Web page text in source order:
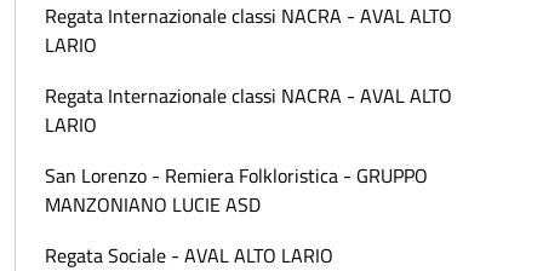
Regata Internazionale classi NACRA - AVAL ALTO
LARIO
Regata Internazionale classi NACRA - AVAL ALTO
LARIO
San Lorenzo - Remiera Folkloristica - GRUPPO
MANZONIANO LUCIE ASD
Regata Sociale - AVAL ALTO LARIO